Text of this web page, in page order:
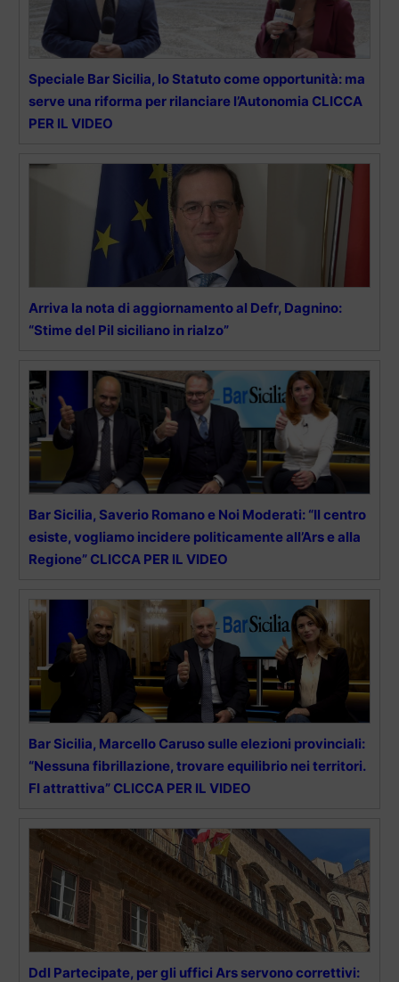
Speciale Bar Sicilia, lo Statuto come opportunità: ma
serve una riforma per rilanciare l’Autonomia CLICCA
PER IL VIDEO
Arriva la nota di aggiornamento al Defr, Dagnino:
“Stime del Pil siciliano in rialzo”
Bar Sicilia, Saverio Romano e Noi Moderati: “Il centro
esiste, vogliamo incidere politicamente all’Ars e alla
Regione” CLICCA PER IL VIDEO
Bar Sicilia, Marcello Caruso sulle elezioni provinciali:
“Nessuna fibrillazione, trovare equilibrio nei territori.
FI attrattiva” CLICCA PER IL VIDEO
Ddl Partecipate, per gli uffici Ars servono correttivi: